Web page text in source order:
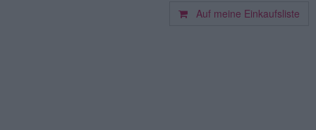
Auf meine Einkaufsliste